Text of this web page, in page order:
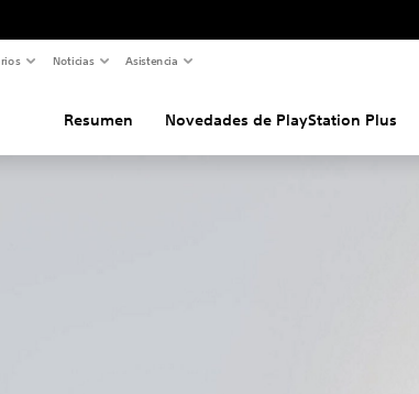
Noticias Asistencia
Resumen Novedades de PlayStation Plus